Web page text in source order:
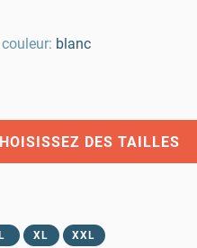
blanc
DES TAILLES
L XL XXL